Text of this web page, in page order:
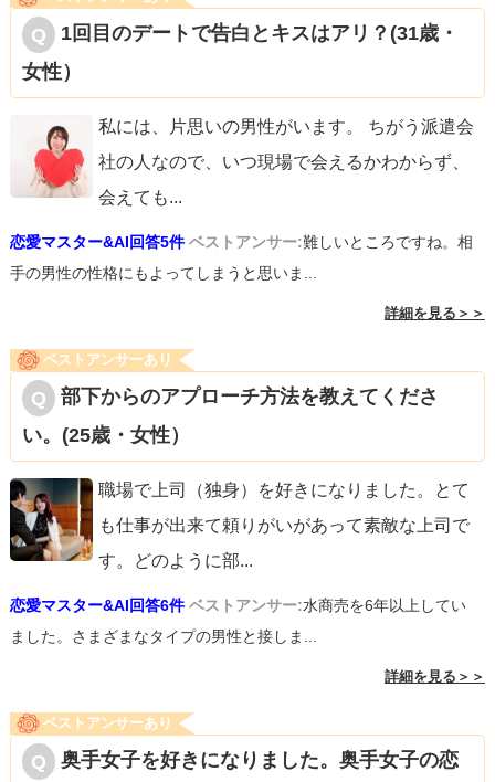
1回目のデートで告白とキスはアリ？(31歳・
女性）
私には、片思いの男性がいます。 ちがう派遣会
社の人なので、いつ現場で会えるかわからず、
会えても...
恋愛マスター&AI回答5件 ベストアンサー:難しいところですね。相
手の男性の性格にもよってしまうと思いま...
詳細を見る＞＞
ベストアンサーあり
部下からのアプローチ方法を教えてくださ
い。(25歳・女性）
職場で上司（独身）を好きになりました。とて
も仕事が出来て頼りがいがあって素敵な上司で
す。どのように部...
恋愛マスター&AI回答6件 ベストアンサー:水商売を6年以上してい
ました。さまざまなタイプの男性と接しま...
詳細を見る＞＞
ベストアンサーあり
奥手女子を好きになりました。奥手女子の恋